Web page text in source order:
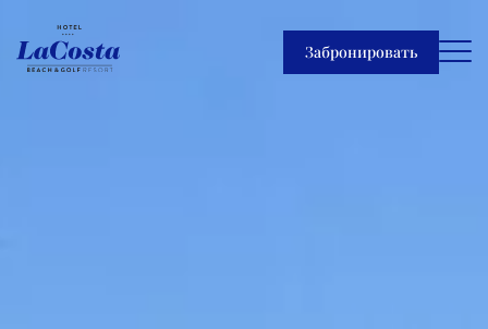
Забронировать